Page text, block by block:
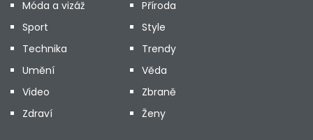
Móda a vizáž
Příroda
Sport
Style
Technika
Trendy
Umění
Věda
Video
Zbraně
Zdraví
Ženy